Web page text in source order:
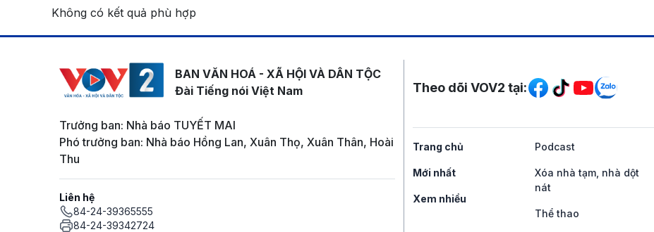
Không có kết quả phù hợp
BAN VĂN HOÁ - XÃ HỘI VÀ DÂN TỘC
Đài Tiếng nói Việt Nam
Trưởng ban: Nhà báo TUYẾT MAI
Phó trưởng ban: Nhà báo Hồng Lan, Xuân Thọ, Xuân Thân, Hoài
Thu
Liên hệ
84-24-39365555
84-24-39342724
Mạng xã hội
Theo dõi VOV2 tại:
Trang chủ
Mới nhất
Xem nhiều
Podcast
Xóa nhà tạm, nhà dột
nát
Thể thao